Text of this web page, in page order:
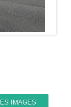
IMAGES